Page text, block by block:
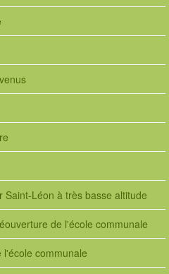
Saint-Léon à très basse altitude
de l'école communale
communale